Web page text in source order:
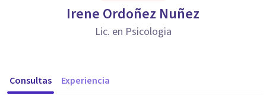
Irene Ordoñez Nuñez
Lic. en Psicologia
Consultas Experiencia